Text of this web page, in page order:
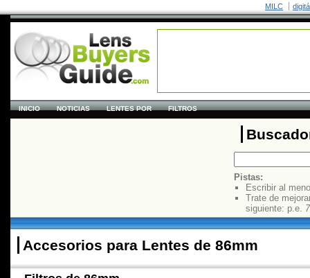
MILC
INICIO NOTICIAS LENTES POR FILTROS
Pistas:
Escribir al
Trate de
siguiente: p.e.
Accesorios para Lentes de 86mm